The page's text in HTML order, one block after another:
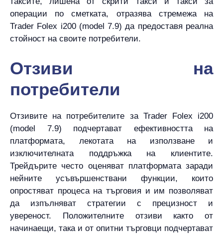
операции по сметката, отразява стремежа на
Trader Folex i200 (model 7.9) да предоставя реална
стойност на своите потребители.
Отзиви на
потребители
Отзивите на потребителите за Trader Folex i200
(model 7.9) подчертават ефективността на
платформата, лекотата на използване и
изключителната поддръжка на клиентите.
Трейдърите често оценяват платформата заради
нейните усъвършенствани функции, които
опростяват процеса на търговия и им позволяват
да изпълняват стратегии с прецизност и
увереност. Положителните отзиви както от
начинаещи, така и от опитни търговци подчертават